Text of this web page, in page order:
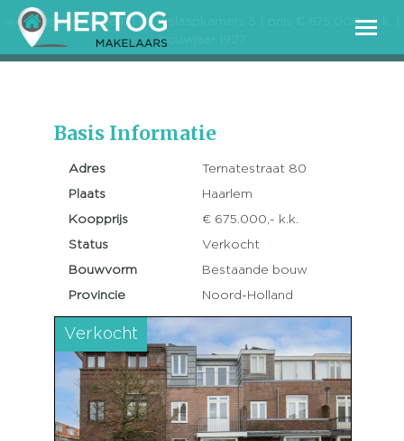
woonoppervlakte 121 m2| slaapkamers 5 | prijs € 675.000,- k.k. |
bouwjaar 1927
Basis Informatie
Adres
Ternatestraat 80
Plaats
Haarlem
Koopprijs
€ 675.000,- k.k.
Status
Verkocht
Bouwvorm
Bestaande bouw
Provincie
Noord-Holland
Verkocht